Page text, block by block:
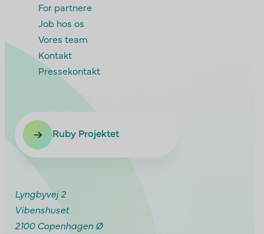
For partnere
Job hos os
Vores team
Kontakt
Pressekontakt
Ruby Projektet
Lyngbyvej 2
Vibenshuset
2100 Copenhagen Ø